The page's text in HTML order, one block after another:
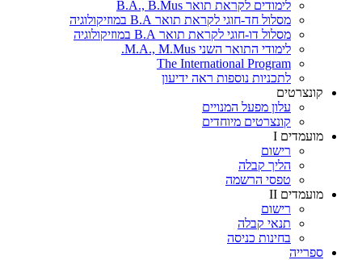
לימודים לקראת תואר B.A., B.Mus
מסלול חד-חוגי לקראת תואר B.A במוזיקולוגיה
מסלול דו-חוגי לקראת תואר B.A במוזיקולוגיה
לימודי התואר השני M.A., M.Mus.
The International Program
לתכניות נוספות ראה ידיעון
קונצרטים
עלון מפעל המנויים
קונצרטים מיוחדים
מועמדים I
רישום
הליך קבלה
טפסי הרשמה
מועמדים II
רישום
תנאי קבלה
בחינות כניסה
ספרייה